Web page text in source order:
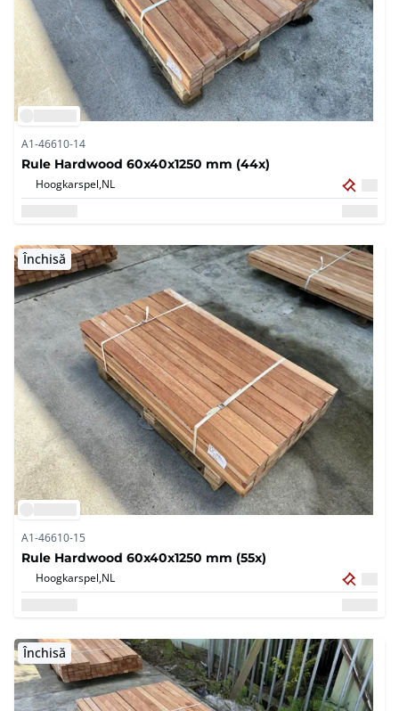
A1-46610-14
Rule Hardwood 60x40x1250 mm (44x)
Hoogkarspel,NL
Închisă
A1-46610-15
Rule Hardwood 60x40x1250 mm (55x)
Hoogkarspel,NL
Închisă